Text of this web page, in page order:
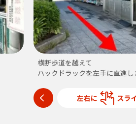
横断歩道を越えて
ハックドラックを左手に直進し